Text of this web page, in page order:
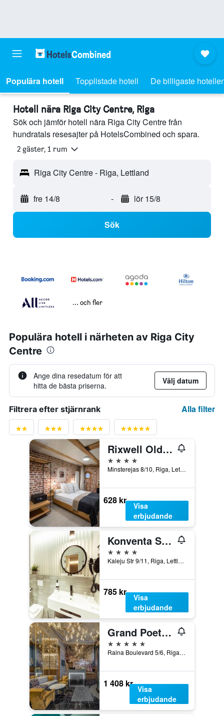
Populära hotell Topplistade hotell De billigaste
Hotell nära Riga City Centre, Riga
Sök och jämför hotell nära Riga City Centre från
hundratals resesajter på HotelsCombined och spara.
2 gäster, 1 rum
Riga City Centre - Riga, Lettland
fre 14/8 - lör 15/8
Sök
... och fler
Populära hotell i närheten av Riga City
Centre
Ange dina resedatum för att
hitta de bästa priserna.
Välj datum
Filtrera efter stjärnrank Alla filter
Rixwell Old Riga Palace Hotel
4 stjärnor
Minsterejas 8/10, Riga, Lettland
628 kr
Visa
erbjudande
Konventa Sēta Hotel Keystone Collection
4 stjärnor
Kaleju Str 9/11, Riga, Lettland
785 kr
Visa
erbjudande
Grand Poet Hotel By Semarah
5 stjärnor
Raina Boulevard 5/6, Riga, Lettland
1 408 kr
Visa
erbjudande